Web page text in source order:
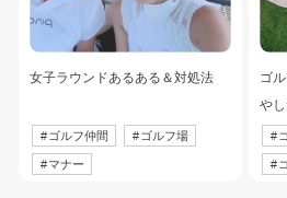
女子ラウンドあるある＆対処法
#ゴルフ仲間 #ゴルフ場
#マナー
ゴ
やし
#
#